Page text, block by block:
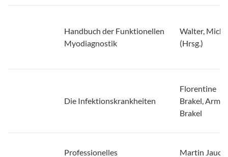
Handbuch der Funktionellen
Myodiagnostik
Walter,
(Hrsg.)
Die Infektionskrankheiten
Florentine
Brakel, Armin
Brakel
Professionelles
Martin Jauch